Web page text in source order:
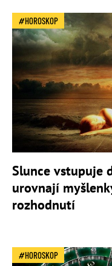
HOROSKOP
Slunce vstupuje
urovnají
rozhodnutí
HOROSKOP